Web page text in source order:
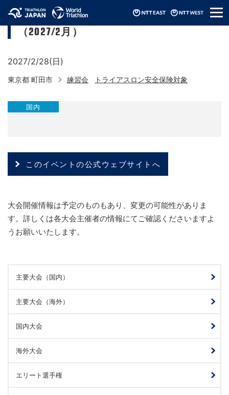
メ
ニ
町田市トライアスロン連合バイク練習会
（2027/2月）
2027/2/28(日)
東京都 町田市 練習会 トライアスロン安全保険対象
国内
このイベントの公式ウェブサイトへ
大会開催情報は予定のものもあり、変更の可能性がありま
す。詳しくは各大会主催者の情報にてご確認くださいますよ
うお願いいたします。
主要大会（国内）
主要大会（海外）
国内大会
海外大会
エリート選手権